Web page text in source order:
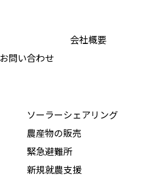
会社概要
お問い合わせ
ソーラーシェアリング
農産物の販売
緊急避難所
新規就農支援